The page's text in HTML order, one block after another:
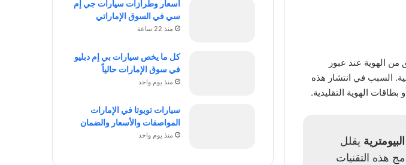
من الهوية عند عبور
السبب في انتشار هذه
الهوية التقليدية.
البيومترية يقلل
هذه التقنيات
أسعار وطرازات سيارات جي إم
سي في السوق الإماراتي
منذ 22 ساعة
كل ما يخص سيارات بي إم دبليو
في سوق الإمارات حالياً
منذ يوم واحد
سيارات تويوتا في الإمارات
المواصفات والأسعار والضمان
منذ يوم واحد